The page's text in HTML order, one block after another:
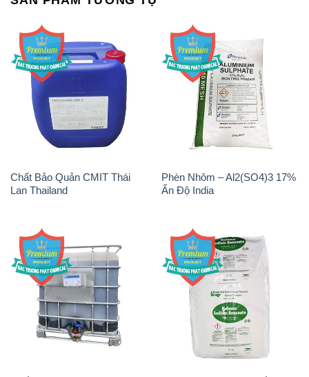
Chất Bảo Quản CMIT Thái
Lan Thailand
Phèn Nhôm – Al2(SO4)3 17%
Ấn Độ India